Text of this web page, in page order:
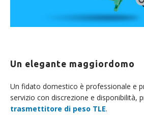
Un elegante maggiordomo
Un fidato domestico è professionale e
servizio con discrezione e disponibilità,
trasmettitore di peso TLE.